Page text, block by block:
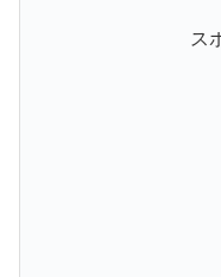
ス